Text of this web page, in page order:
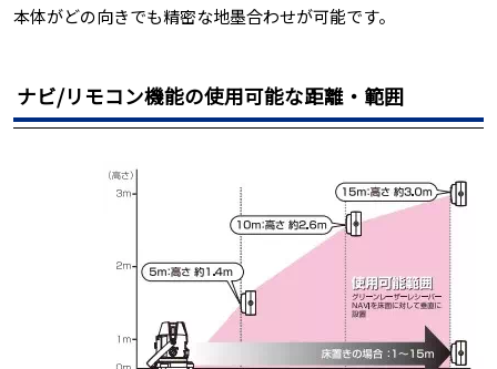
本体がどの向きでも精密な地墨合わせが可能です。
ナビ/リモコン機能の使用可能な距離・範囲